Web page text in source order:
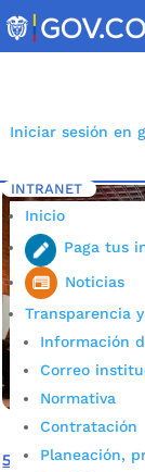
to
content
Iniciar sesión en
INTRANET
Inicio
Paga tus
Noticias
Transparencia
Información
Correo
Normativa
Contratación
Planeación,
Inicio 5
5.500 niños y